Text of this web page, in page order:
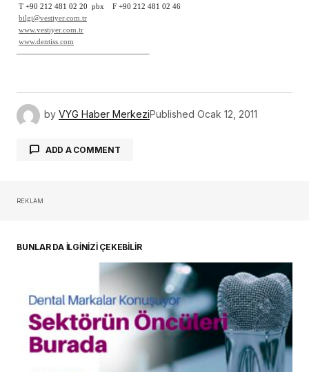
T +90 212 481 02 20 pbx F +90 212 481 02 46
bilgi@vestiyer.com.tr
www.vestiyer.com.tr
www.dentiss.com
—————————————————–
by VYG Haber MerkeziPublished Ocak 12, 2011
ADD A COMMENT
REKLAM
BUNLAR DA İLGİNİZİ ÇEKEBİLİR